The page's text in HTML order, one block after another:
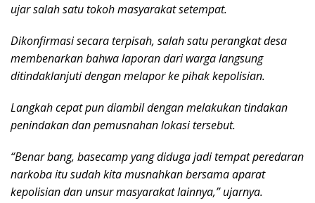
ujar salah satu tokoh masyarakat setempat.
Dikonfirmasi secara terpisah, salah satu perangkat desa
membenarkan bahwa laporan dari warga langsung
ditindaklanjuti dengan melapor ke pihak kepolisian.
Langkah cepat pun diambil dengan melakukan tindakan
penindakan dan pemusnahan lokasi tersebut.
“Benar bang, basecamp yang diduga jadi tempat peredaran
narkoba itu sudah kita musnahkan bersama aparat
kepolisian dan unsur masyarakat lainnya,” ujarnya.